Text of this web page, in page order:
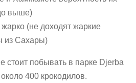
выше)
жарко (не доходят жаркие
из Сахары)
стоит побывать в парке Djerba
400 крокодилов.